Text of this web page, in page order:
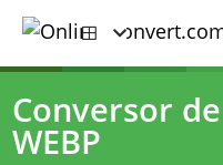
Conversor
WEBP